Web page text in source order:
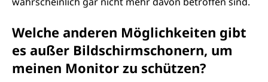
Welche anderen Möglichkeiten gibt
es außer Bildschirmschonern, um
meinen Monitor zu schützen?